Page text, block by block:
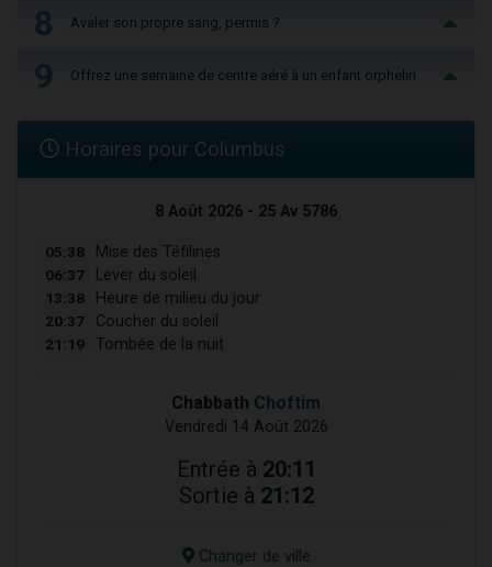
8 Avaler son propre sang, permis ?
9 Offrez une semaine de centre aéré à un enfant orphelin
Horaires pour Columbus
8 Août 2026 - 25 Av 5786
05:38 Mise des Téfilines
06:37 Lever du soleil
13:38 Heure de milieu du jour
20:37 Coucher du soleil
21:19 Tombée de la nuit
Chabbath Choftim
Vendredi 14 Août 2026
Entrée à 20:11
Sortie à 21:12
Changer de ville